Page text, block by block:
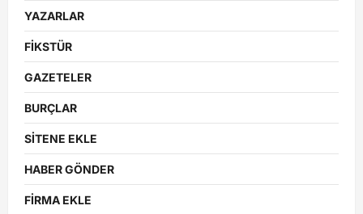
YAZARLAR
FİKSTÜR
GAZETELER
BURÇLAR
SİTENE EKLE
HABER GÖNDER
FİRMA EKLE